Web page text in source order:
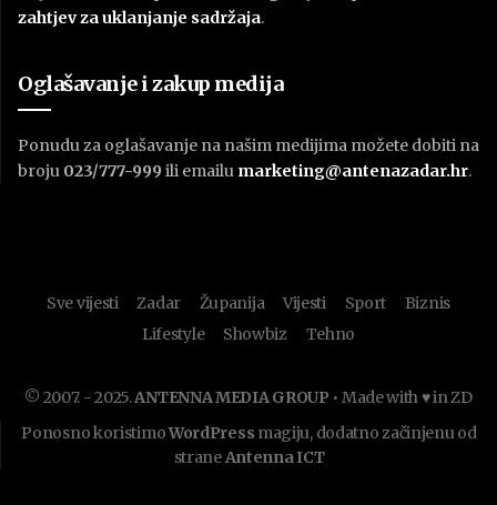
zahtjev za uklanjanje sadržaja.
Oglašavanje i zakup medija
Ponudu za oglašavanje na našim medijima možete dobiti na
broju 023/777-999 ili emailu marketing@antenazadar.hr.
Sve vijesti Zadar Županija Vijesti Sport
Biznis
Lifestyle
Showbiz Tehno
© 2007. - 2025.ANTENNA MEDIA GROUP • Made with ♥ in ZD
Ponosno koristimoWordPress magiju, dodatno začinjenu od
straneAntenna ICT